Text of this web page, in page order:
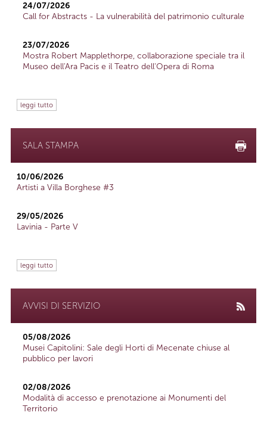
24/07/2026
Call for Abstracts - La vulnerabilità del patrimonio culturale
23/07/2026
Mostra Robert Mapplethorpe, collaborazione speciale tra il
Museo dell'Ara Pacis e il Teatro dell'Opera di Roma
leggi tutto
SALA STAMPA
10/06/2026
Artisti a Villa Borghese #3
29/05/2026
Lavinia - Parte V
leggi tutto
AVVISI DI SERVIZIO
05/08/2026
Musei Capitolini: Sale degli Horti di Mecenate chiuse al
pubblico per lavori
02/08/2026
Modalità di accesso e prenotazione ai Monumenti del
Territorio